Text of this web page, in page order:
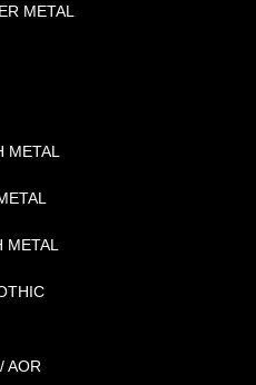
METAL
METAL
METAL
AOR